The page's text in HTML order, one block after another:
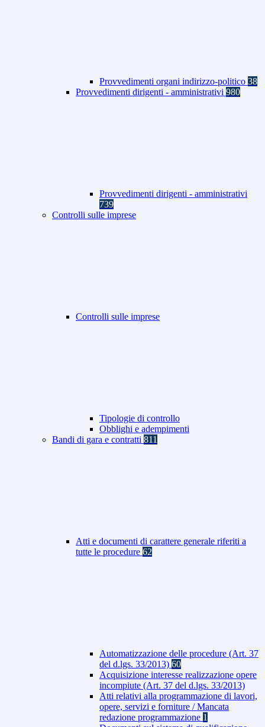
Provvedimenti organi indirizzo-politico 38
Provvedimenti dirigenti - amministrativi 980
Provvedimenti dirigenti - amministrativi
739
Controlli sulle imprese
Controlli sulle imprese
Tipologie di controllo
Obblighi e adempimenti
Bandi di gara e contratti 811
Atti e documenti di carattere generale riferiti a
tutte le procedure 62
Automatizzazione delle procedure (Art. 37
del d.lgs. 33/2013) 60
Acquisizione interesse realizzazione opere
incompiute (Art. 37 del d.lgs. 33/2013)
Atti relativi alla programmazione di lavori,
opere, servizi e forniture / Mancata
redazione programmazione 1